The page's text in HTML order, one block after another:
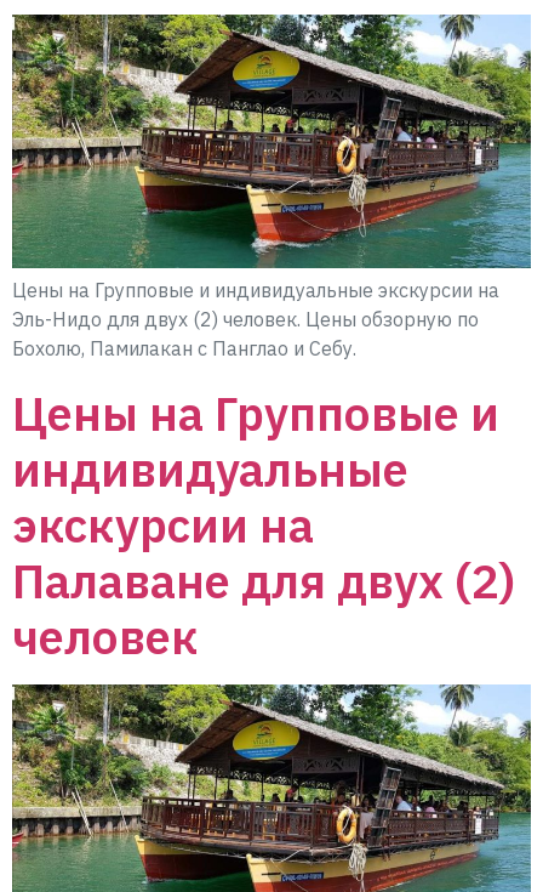
Цены на Групповые и индивидуальные экскурсии на
Эль-Нидо для двух (2) человек. Цены обзорную по
Бохолю, Памилакан с Панглао и Себу.
Цены на Групповые и
индивидуальные
экскурсии на
Палаване для двух (2)
человек